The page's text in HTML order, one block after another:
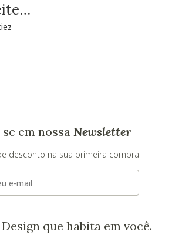
em nossa Newsletter
desconto na sua primeira compra
que habita em você.